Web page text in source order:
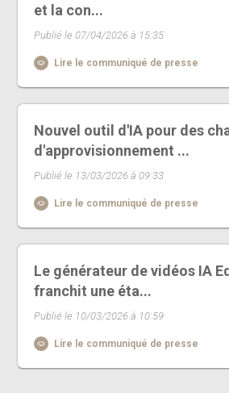
et la con...
Publié le 07/04/2026 à 15:35
Lire le communiqué de presse
Nouvel outil d'IA pour des
d'approvisionnement ...
Publié le 13/03/2026 à 09:33
Lire le communiqué de presse
Le générateur de vidéos IA
franchit une éta...
Publié le 10/03/2026 à 10:59
Lire le communiqué de presse